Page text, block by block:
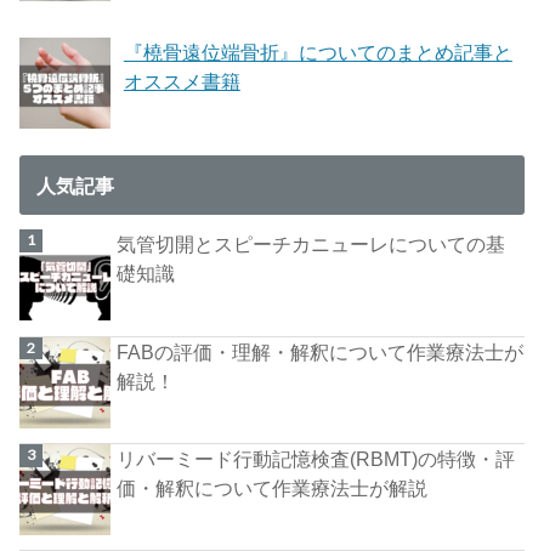
『橈骨遠位端骨折』についてのまとめ記事と
オススメ書籍
人気記事
気管切開とスピーチカニューレについての基
礎知識
FABの評価・理解・解釈について作業療法士が
解説！
リバーミード行動記憶検査(RBMT)の特徴・評
価・解釈について作業療法士が解説